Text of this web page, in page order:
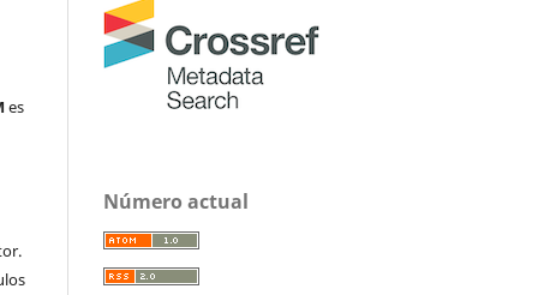
es
Número actual